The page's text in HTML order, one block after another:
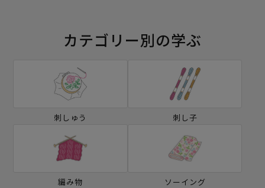
カテゴリー別の学ぶ
刺しゅう 刺し子
編み物 ソーイング